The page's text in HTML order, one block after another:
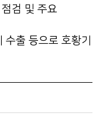
검 및 주요
수출 등으로 호황기